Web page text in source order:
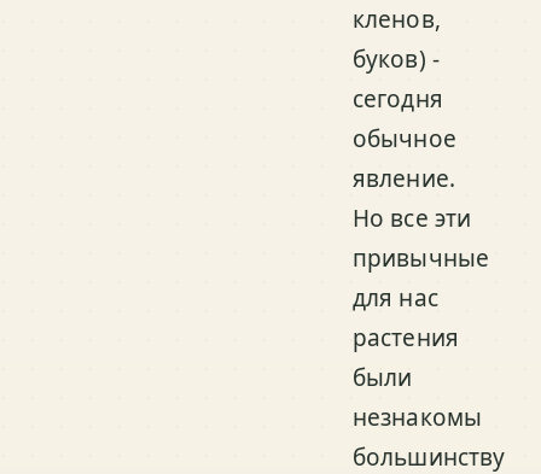
кленов,
буков) -
сегодня
обычное
явление.
Но все эти
привычные
для нас
растения
были
незнакомы
большинству